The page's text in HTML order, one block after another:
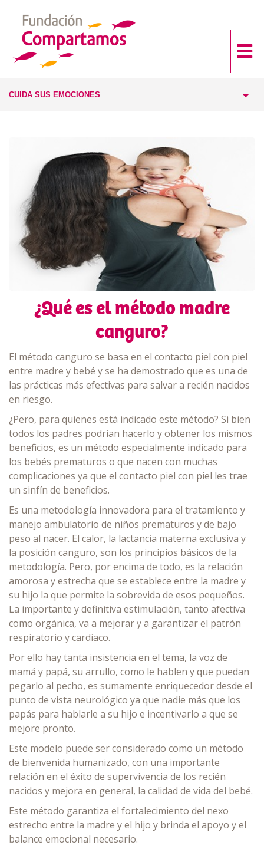
¿Qué es el método madre
canguro?
El método canguro se basa en el contacto piel con piel
entre madre y bebé y se ha demostrado que es una de
las prácticas más efectivas para salvar a recién nacidos
en riesgo.
¿Pero, para quienes está indicado este método? Si bien
todos los padres podrían hacerlo y obtener los mismos
beneficios, es un método especialmente indicado para
los bebés prematuros o que nacen con muchas
complicaciones ya que el contacto piel con piel les trae
un sinfín de beneficios.
Es una metodología innovadora para el tratamiento y
manejo ambulatorio de niños prematuros y de bajo
peso al nacer. El calor, la lactancia materna exclusiva y
la posición canguro, son los principios básicos de la
metodología. Pero, por encima de todo, es la relación
amorosa y estrecha que se establece entre la madre y
su hijo la que permite la sobrevida de esos pequeños.
La importante y definitiva estimulación, tanto afectiva
como orgánica, va a mejorar y a garantizar el patrón
respiratorio y cardiaco.
Por ello hay tanta insistencia en el tema, la voz de
mamá y papá, su arrullo, como le hablen y que puedan
pegarlo al pecho, es sumamente enriquecedor desde el
punto de vista neurológico ya que nadie más que los
papás para hablarle a su hijo e incentivarlo a que se
mejore pronto.
Este modelo puede ser considerado como un método
de bienvenida humanizado, con una importante
relación en el éxito de supervivencia de los recién
nacidos y mejora en general, la calidad de vida del bebé.
Este método garantiza el fortalecimiento del nexo
estrecho entre la madre y el hijo y brinda el apoyo y el
balance emocional necesario.